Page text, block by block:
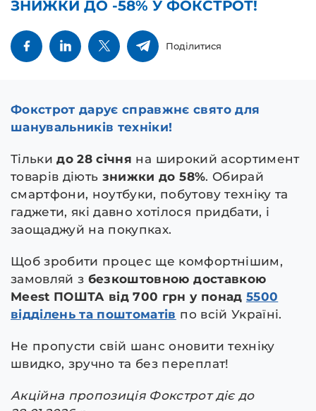
ЗНИЖКИ ДО -58% У ФОКСТРОТ!
Поділитися
Фокстрот дарує справжнє свято для
шанувальників техніки!
Тількидо 28 січня на широкий асортимент
товарів діють знижки до 58%. Обирай
смартфони, ноутбуки, побутову техніку та
гаджети, які давно хотілося придбати, і
заощаджуй на покупках.
Щоб зробити процес ще комфортнішим,
замовляй з безкоштовною доставкою
Meest ПОШТА від 700 грн у понад 5500
відділень та поштоматів по всій Україні.
Не пропусти свій шанс оновити техніку
швидко, зручно та без переплат!
Акційна пропозиція Фокстрот діє до